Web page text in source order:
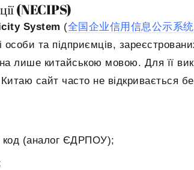
(NECIPS)
System (全国企业信用信息公示系统
особи та підприємців,
лише китайською мовою. Для її
сайт часто не відкривається
код (аналог ЄДРПОУ);